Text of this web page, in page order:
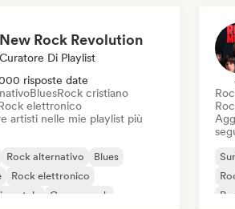
New Rock Revolution
Curatore Di Playlist
risposte date
BluesRock cristiano
elettronico
artisti nelle mie playlist più
Rock alternativo
Blues
Rock elettronico
Garage rock